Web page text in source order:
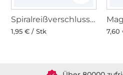
Spiralreißverschluss Schieber, silber
1,95 € / Stk 7,60